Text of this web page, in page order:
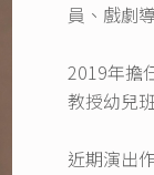
員、戲劇
2019年擔
教授幼兒
近期演出